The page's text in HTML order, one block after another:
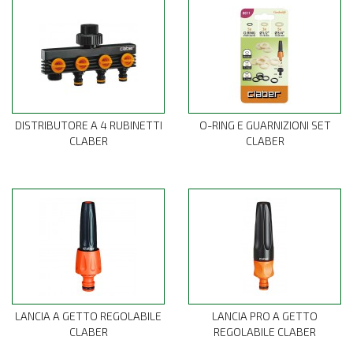
DISTRIBUTORE A 4 RUBINETTI
CLABER
O-RING E GUARNIZIONI SET
CLABER
LANCIA A GETTO REGOLABILE
CLABER
LANCIA PRO A GETTO
REGOLABILE CLABER